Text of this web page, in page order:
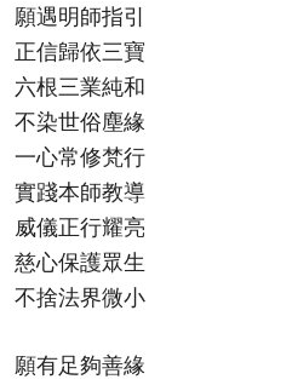
願遇明師指引
正信歸依三寶
六根三業純和
不染世俗塵緣
一心常修梵行
實踐本師教導
威儀正行耀亮
慈心保護眾生
不捨法界微小
願有足夠善緣